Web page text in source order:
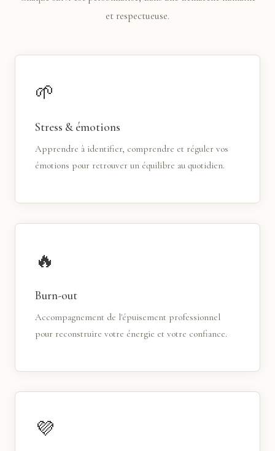
et respectueuse.
🌱
Stress & émotions
Apprendre à identifier, comprendre et réguler vos
émotions pour retrouver un équilibre au quotidien.
🔥
Burn-out
Accompagnement de l'épuisement professionnel
pour reconstruire votre énergie et votre confiance.
💜